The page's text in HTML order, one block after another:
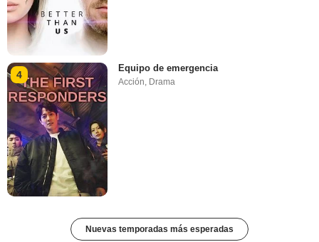
4
Equipo de emergencia
Acción, Drama
Nuevas temporadas más esperadas